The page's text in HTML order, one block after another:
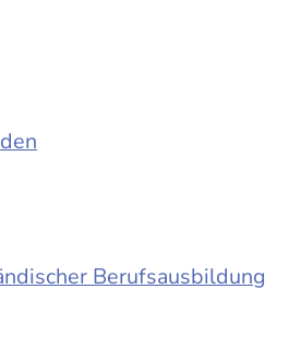
Berufsausbildung